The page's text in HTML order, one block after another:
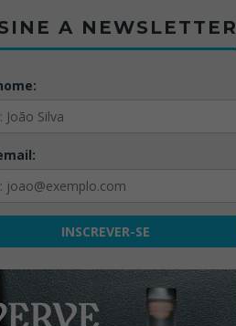
A NEWSLETTER